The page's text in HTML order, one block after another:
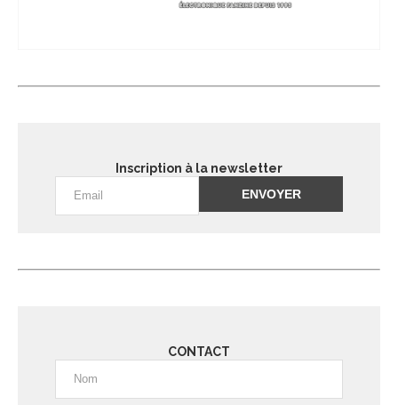
Inscription à la newsletter
CONTACT